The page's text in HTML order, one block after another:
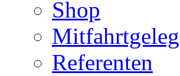
Shop
Referenten